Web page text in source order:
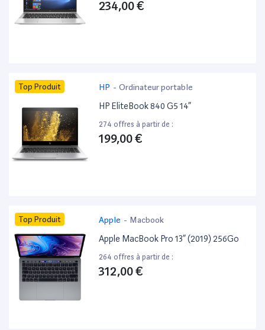
234,00 €
Top Produit HP - Ordinateur portable
HP EliteBook 840 G5 14”
274 offres à partir de :
199,00 €
Top Produit Apple - Macbook
Apple MacBook Pro 13” (2019) 256Go
264 offres à partir de :
312,00 €